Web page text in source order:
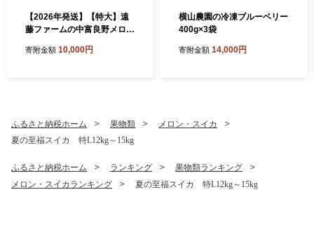
【2026年発送】【特大】遠
藤ファームの中富良野メロン
寄附金額 10,000円
横山農園の冷凍ブルーベリー
400g×3袋
寄附金額 14,000円
ふるさと納税ホーム 果物類
メロン・スイカ
夏の至福スイカ 特L12kg～15kg
ふるさと納税ホーム ランキング
果物類ランキング
メロン・スイカランキング
夏の至福スイカ 特L12kg～15kg